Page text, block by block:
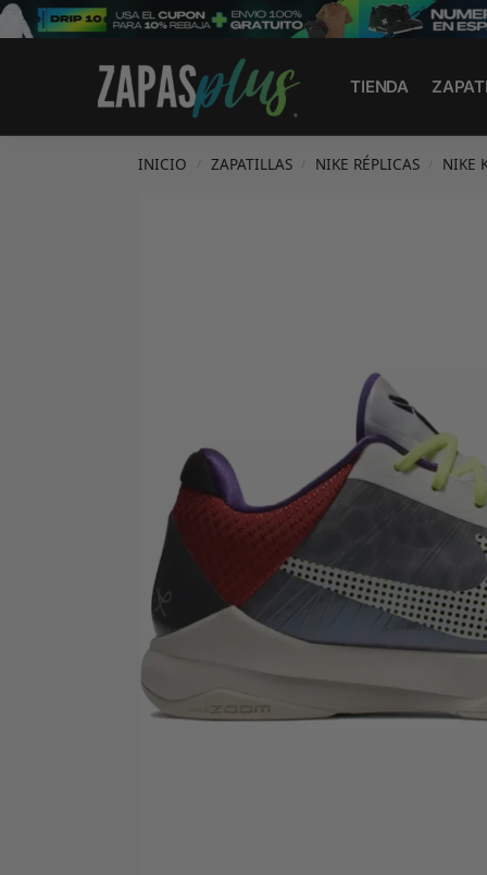
TIENDA
Search
INICIO ZAPATILLAS NIKE RÉPLICAS NIKE